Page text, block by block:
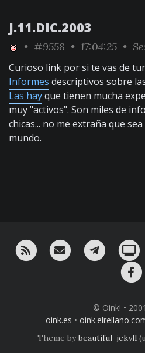
J.11.DIC.2003
• #9558 • 17:04:25 •
Curioso link por si te vas de
Informes descriptivos sobre
Las hayque tienen mucha
muy "activos". Son miles de
chicas... no me extraña que
mundo.
RSS ¡Mándame un email!
© Oink! •
oink.es •
Theme bybeautiful-jekyll